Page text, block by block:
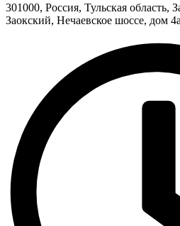
301000, Россия, Тульская область,
Заокский, Нечаевское шоссе, дом 4а